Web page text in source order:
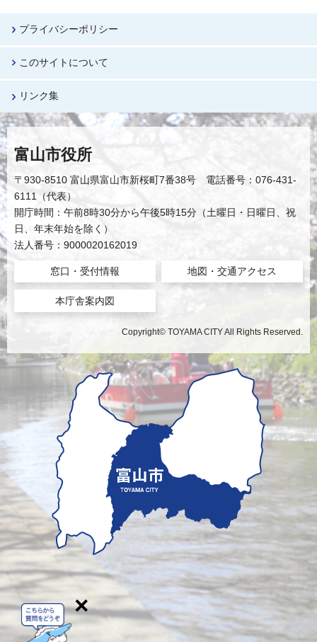
プライバシーポリシー
このサイトについて
リンク集
富山市役所
〒930-8510 富山県富山市新桜町7番38号 電話番号：076-431-
6111（代表）
開庁時間：午前8時30分から午後5時15分（土曜日・日曜日、祝
日、年末年始を除く）
法人番号：9000020162019
窓口・受付情報 地図・交通アクセス
本庁舎案内図
Copyright© TOYAMA CITY All Rights Reserved.
×